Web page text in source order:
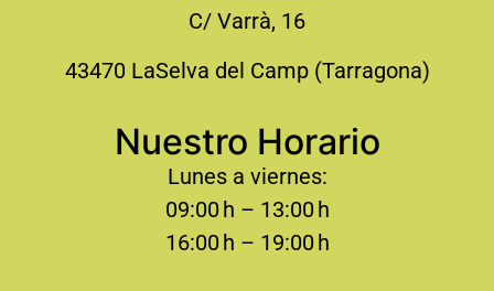
C/ Varrà, 16
43470 LaSelva del Camp (Tarragona)
Nuestro Horario
Lunes a viernes:
09:00 h – 13:00 h
16:00 h – 19:00 h